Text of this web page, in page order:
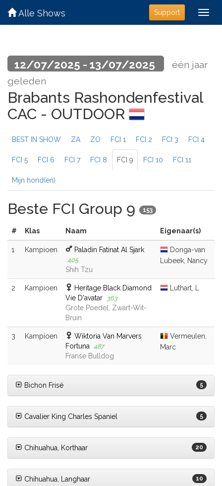
Support
Alle Shows
12/07/2025 - 13/07/2025
één jaar
geleden
Brabants Rashondenfestival
CAC - OUTDOOR
BEST IN SHOW ZA ZO FCI 1 FCI 2 FCI 3 FCI 4
FCI 5 FCI 6 FCI 7 FCI 8 FCI 9 FCI 10 FCI 11
Mijn hond(en)
Beste FCI Group 9 153
# Klas Naam Eigenaar(s)
1 Kampioen Paladin Fatinat Al Sjark
405
Shih Tzu
Donga-van
Lubeek, Nancy
2 Kampioen
Heritage Black Diamond
Vie D'avatar
363
Grote Poedel, Zwart-Wit-
Bruin
Luthart, L
3 Kampioen
Wiktoria Van Marvers
Fortuna 487
Franse Bulldog
Vermeulen,
Marc
Bichon Frisé 5
Cavalier King Charles Spaniel 5
Chihuahua, Korthaar 20
Chihuahua, Langhaar 10